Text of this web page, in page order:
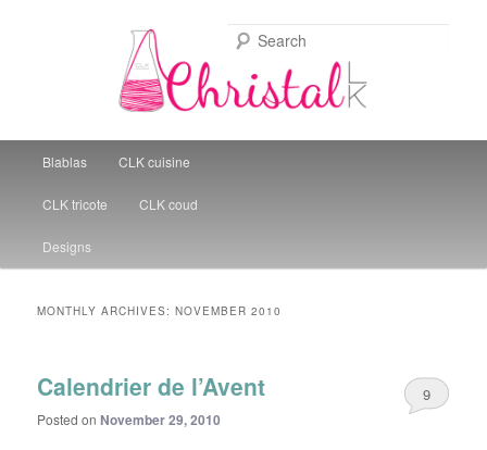
Christal Little Kitchen
Skip to primary content
Skip to secondary content
Blablas CLK cuisine
CLK tricote CLK coud
Designs
MONTHLY ARCHIVES:NOVEMBER 2010
Calendrier de l’Avent
Posted on November 29, 2010
9